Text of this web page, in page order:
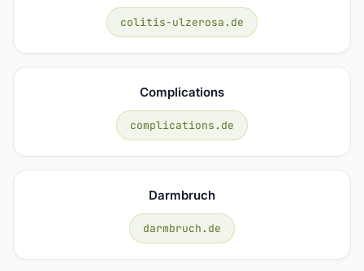
colitis-ulzerosa.de
Complications
complications.de
Darmbruch
darmbruch.de